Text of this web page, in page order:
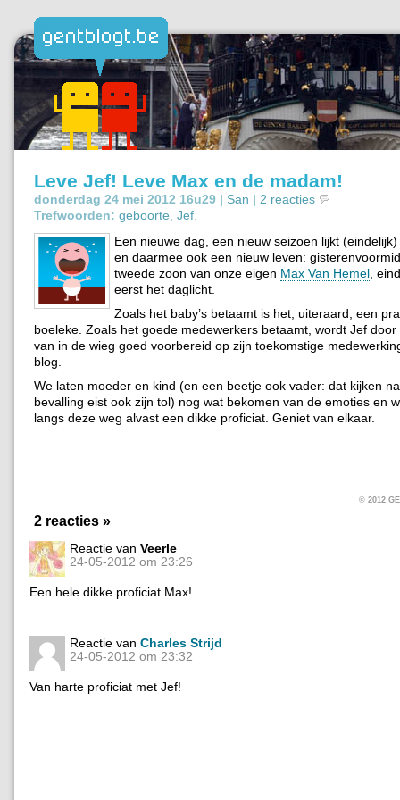
Leve Jef! Leve Max en de madam!
donderdag 24 mei 2012 16u29 | San | 2 reacties
Trefwoorden: geboorte Jef
Een nieuwe dag, een nieuw seizoen lijkt
en daarmee ook een nieuw leven:
tweede zoon van onze eigen Max Van Hemel ,
eerst het daglicht.
Zoals het baby’s betaamt is het, uiteraard, een
boeleke. Zoals het goede medewerkers betaamt, wordt Jef
van in de wieg goed voorbereid op zijn toekomstige
blog.
We laten moeder en kind (en een beetje ook vader: dat kijken
bevalling eist ook zijn tol) nog wat bekomen van de emoties en
langs deze weg alvast een dikke proficiat. Geniet van elkaar.
© 2012
2 reacties »
Reactie van Veerle
24-05-2012 om 23:26
Een hele dikke proficiat Max!
Reactie van Charles Strijd
24-05-2012 om 23:32
Van harte proficiat met Jef!